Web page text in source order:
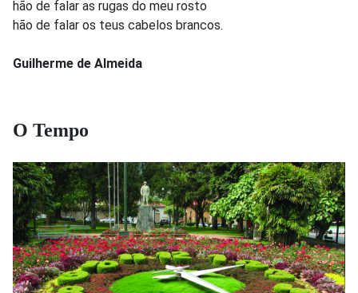
hão de falar as rugas do meu rosto
hão de falar os teus cabelos brancos.
Guilherme de Almeida
O Tempo